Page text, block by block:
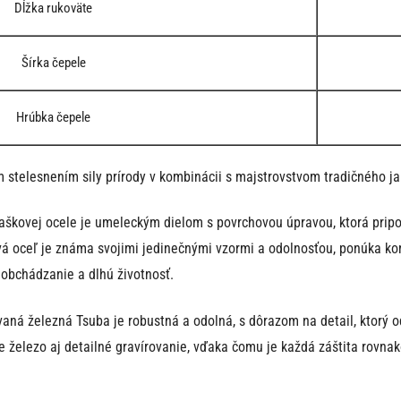
Dĺžka rukoväte
Šírka čepele
Hrúbka čepele
stelesnením sily prírody v kombinácii s majstrovstvom tradičného
ocele je umeleckým dielom s povrchovou úpravou, ktorá
oceľ je známa svojimi jedinečnými vzormi a odolnosťou, ponúka
a dlhú životnosť.
železná Tsuba je robustná a odolná, s dôrazom na detail, ktorý
železo aj detailné gravírovanie, vďaka čomu je každá záštita